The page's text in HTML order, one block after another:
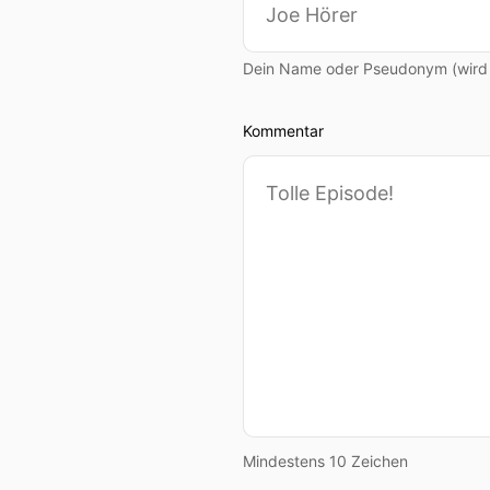
00:00:57: Wer loyales wird
00:00:59: Ja
00:01:01: Aber ja ich
Dein Name oder Pseudonym
Kommentar
Mindestens 10 Zeichen